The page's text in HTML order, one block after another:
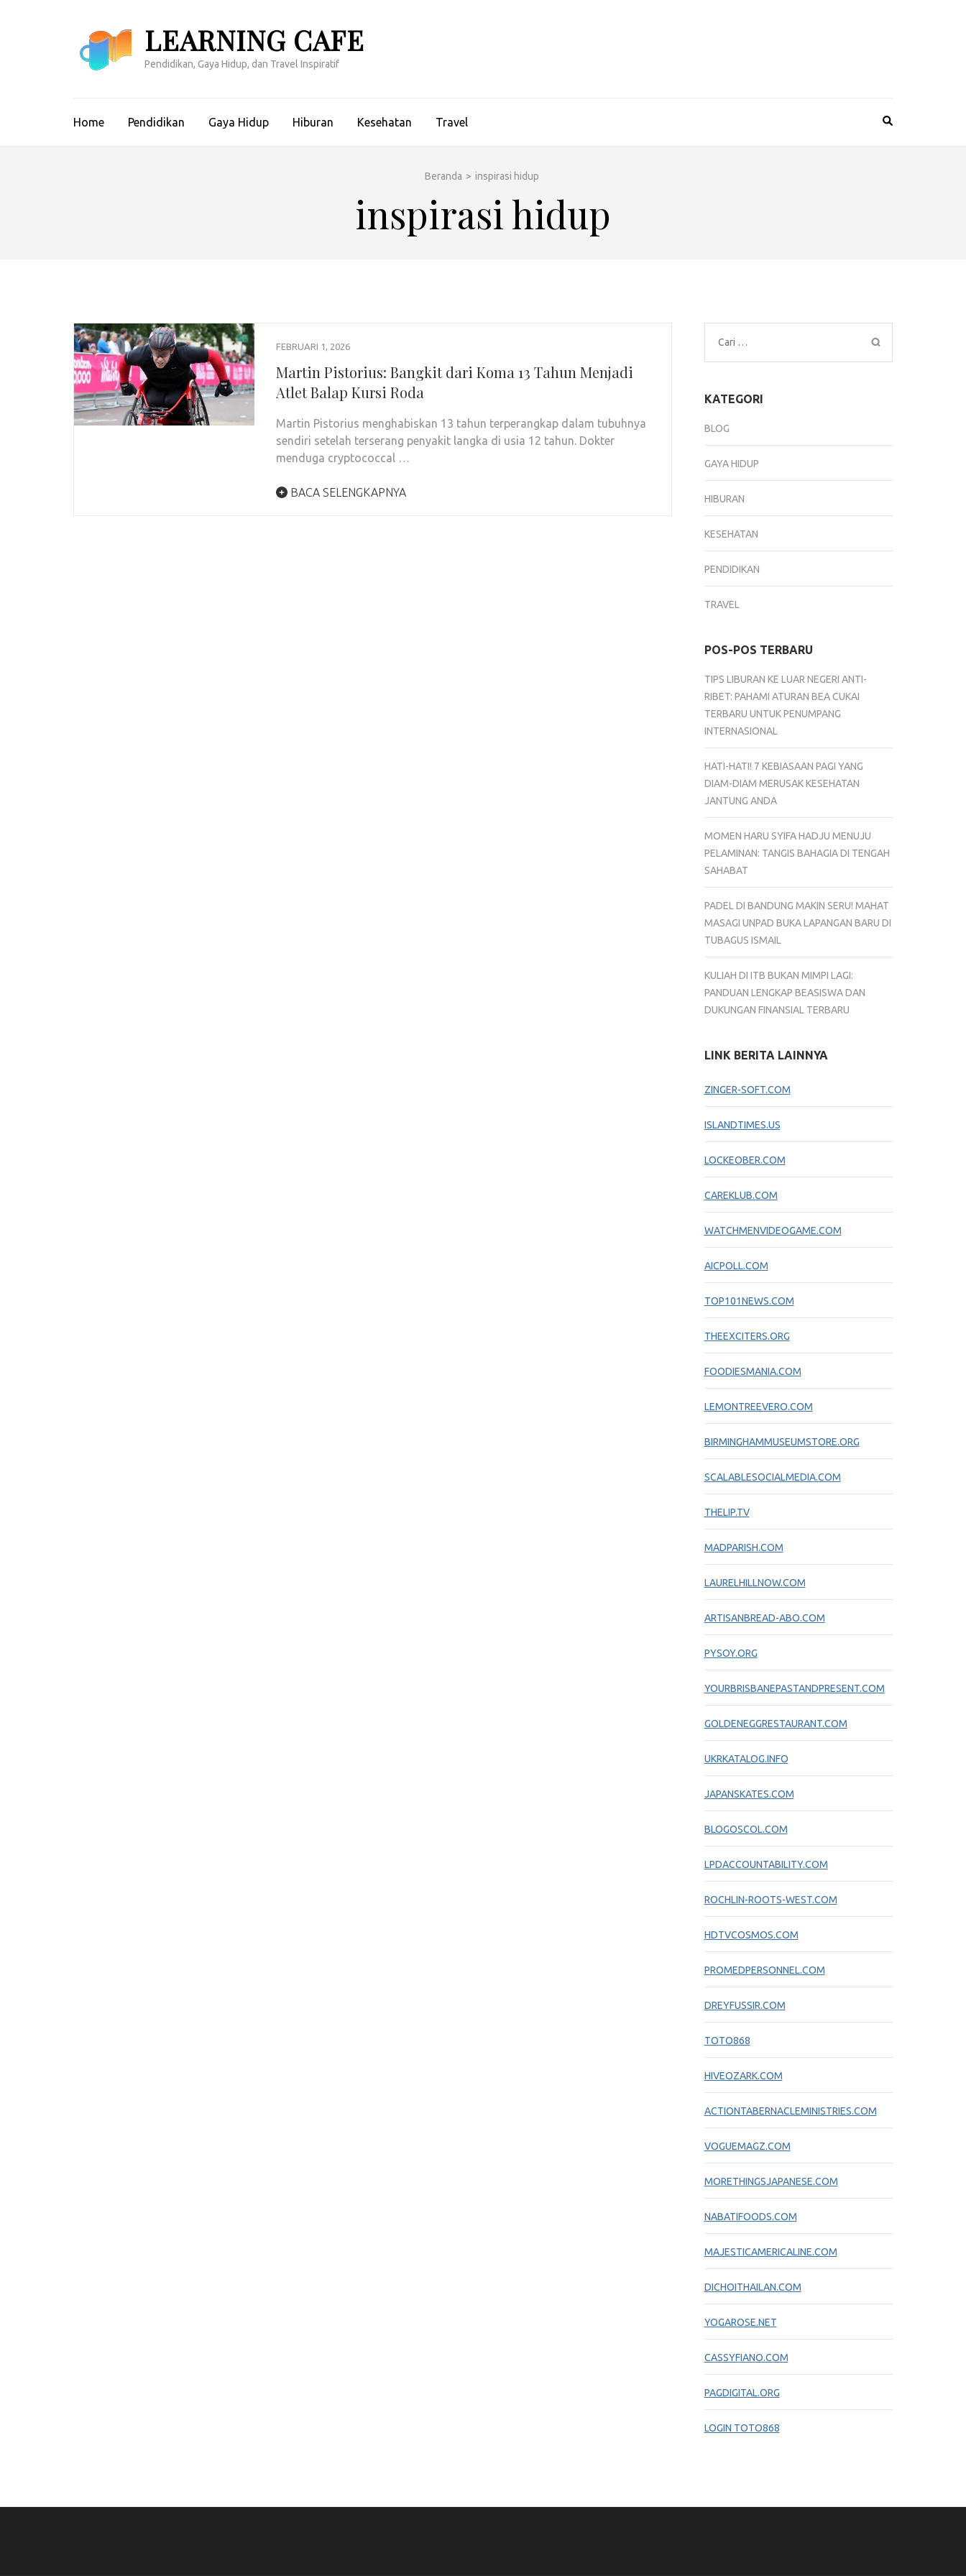
LEARNING CAFE
Pendidikan, Gaya Hidup, dan Travel Inspiratif
Home Pendidikan Gaya Hidup Hiburan Kesehatan Travel
Beranda > inspirasi hidup
inspirasi hidup
FEBRUARI 1, 2026
Martin Pistorius: Bangkit dari Koma 13 Tahun Menjadi
Atlet Balap Kursi Roda
Martin Pistorius menghabiskan 13 tahun terperangkap dalam tubuhnya
sendiri setelah terserang penyakit langka di usia 12 tahun. Dokter
menduga cryptococcal …
BACA SELENGKAPNYA
Cari
untuk:
KATEGORI
BLOG
GAYA HIDUP
HIBURAN
KESEHATAN
PENDIDIKAN
TRAVEL
POS-POS TERBARU
TIPS LIBURAN KE LUAR NEGERI ANTI-
RIBET: PAHAMI ATURAN BEA CUKAI
TERBARU UNTUK PENUMPANG
INTERNASIONAL
HATI-HATI! 7 KEBIASAAN PAGI YANG
DIAM-DIAM MERUSAK KESEHATAN
JANTUNG ANDA
MOMEN HARU SYIFA HADJU MENUJU
PELAMINAN: TANGIS BAHAGIA DI TENGAH
SAHABAT
PADEL DI BANDUNG MAKIN SERU! MAHAT
MASAGI UNPAD BUKA LAPANGAN BARU DI
TUBAGUS ISMAIL
KULIAH DI ITB BUKAN MIMPI LAGI:
PANDUAN LENGKAP BEASISWA DAN
DUKUNGAN FINANSIAL TERBARU
LINK BERITA LAINNYA
ZINGER-SOFT.COM
ISLANDTIMES.US
LOCKEOBER.COM
CAREKLUB.COM
WATCHMENVIDEOGAME.COM
AICPOLL.COM
TOP101NEWS.COM
THEEXCITERS.ORG
FOODIESMANIA.COM
LEMONTREEVERO.COM
BIRMINGHAMMUSEUMSTORE.ORG
SCALABLESOCIALMEDIA.COM
THELIP.TV
MADPARISH.COM
LAURELHILLNOW.COM
ARTISANBREAD-ABO.COM
PYSOY.ORG
YOURBRISBANEPASTANDPRESENT.COM
GOLDENEGGRESTAURANT.COM
UKRKATALOG.INFO
JAPANSKATES.COM
BLOGOSCOL.COM
LPDACCOUNTABILITY.COM
ROCHLIN-ROOTS-WEST.COM
HDTVCOSMOS.COM
PROMEDPERSONNEL.COM
DREYFUSSIR.COM
TOTO868
HIVEOZARK.COM
ACTIONTABERNACLEMINISTRIES.COM
VOGUEMAGZ.COM
MORETHINGSJAPANESE.COM
NABATIFOODS.COM
MAJESTICAMERICALINE.COM
DICHOITHAILAN.COM
YOGAROSE.NET
CASSYFIANO.COM
PAGDIGITAL.ORG
LOGIN TOTO868